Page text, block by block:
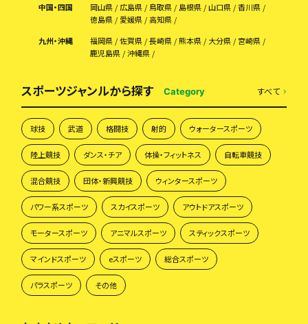
中国・四国
岡山県 広島県 鳥取県 島根県 山口県
香川県
徳島県
愛媛県
高知県
九州・沖縄
福岡県 佐賀県 長崎県 熊本県 大分県
宮崎県
鹿児島県
沖縄県
スポーツジャンルから探す Category すべて
球技 武道 格闘技 射的 ウォータースポーツ
陸上競技 ダンス・チア 体操・フィットネス 自転車競技
混合競技 団体・新興競技 ウィンタースポーツ
パワー系スポーツ スカイスポーツ アウトドアスポーツ
モータースポーツ アニマルスポーツ スティックスポーツ
マインドスポーツ eスポーツ 総合スポーツ
パラスポーツ その他